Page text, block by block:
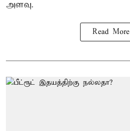
அளவு.
Read More